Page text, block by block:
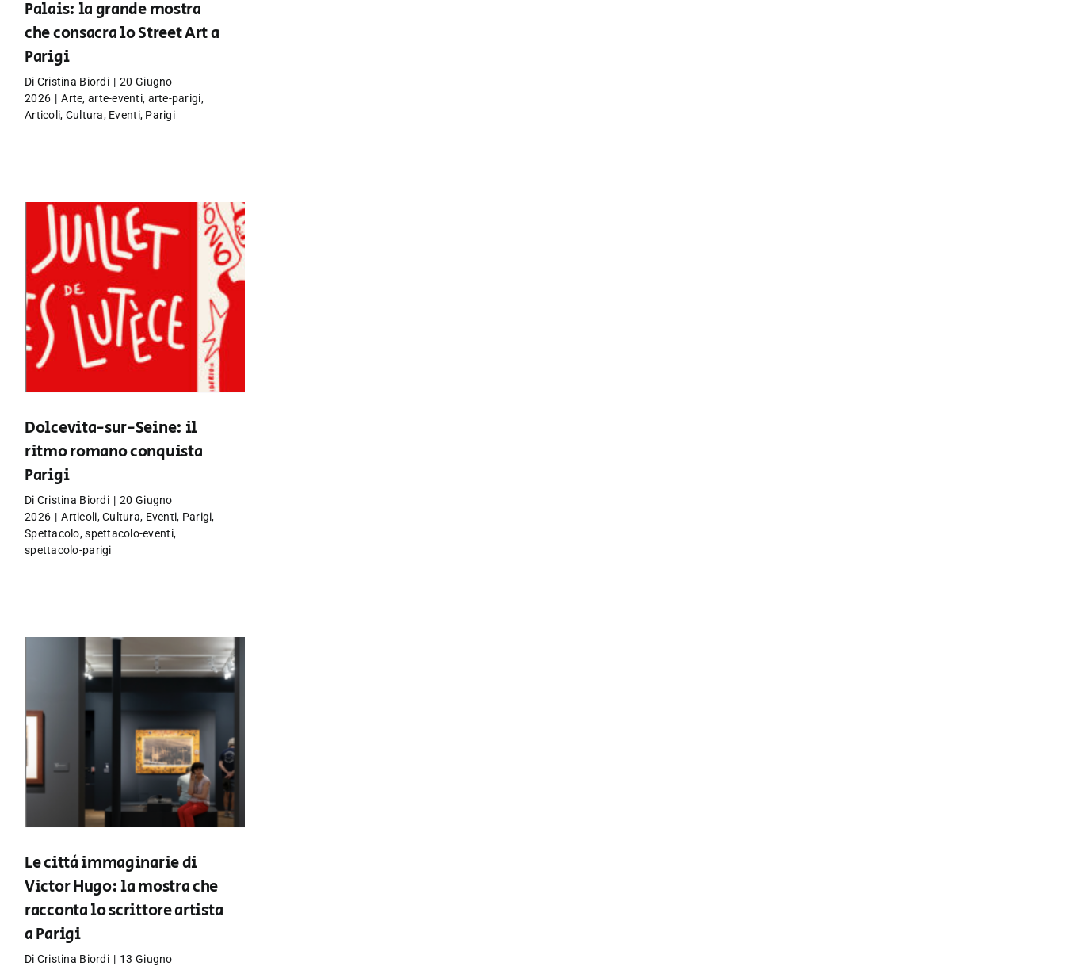
Palais: la grande mostra
che consacra lo Street Art a
Parigi
Di Cristina Biordi | 20 Giugno
2026 | Arte,arte-eventi, arte-parigi,
Articoli, Cultura, Eventi, Parigi
Dolcevita-sur-Seine: il
ritmo romano conquista
Parigi
Di Cristina Biordi | 20 Giugno
2026 | Articoli,Cultura, Eventi, Parigi,
Spettacolo,spettacolo-eventi,
spettacolo-parigi
Le città immaginarie di
Victor Hugo: la mostra che
racconta lo scrittore artista
a Parigi
Di Cristina Biordi | 13 Giugno